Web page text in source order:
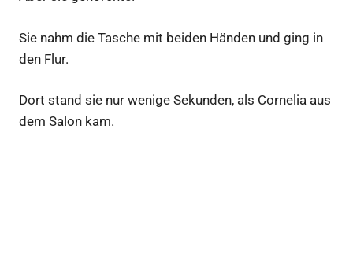
Sie nahm die Tasche mit beiden Händen und ging in
den Flur.
Dort stand sie nur wenige Sekunden, als Cornelia aus
dem Salon kam.